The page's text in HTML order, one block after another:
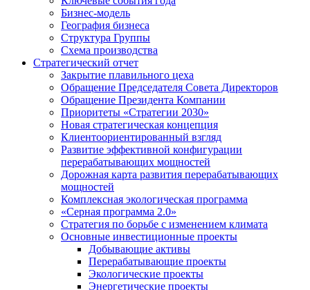
Бизнес-модель
География бизнеса
Структура Группы
Схема производства
Стратегический отчет
Закрытие плавильного цеха
Обращение Председателя Совета Директоров
Обращение Президента Компании
Приоритеты «Стратегии 2030»
Новая стратегическая концепция
Клиентоориентированный взгляд
Развитие эффективной конфигурации
перерабатывающих мощностей
Дорожная карта развития перерабатывающих
мощностей
Комплексная экологическая программа
«Серная программа 2.0»
Стратегия по борьбе с изменением климата
Основные инвестиционные проекты
Добывающие активы
Перерабатывающие проекты
Экологические проекты
Энергетические проекты